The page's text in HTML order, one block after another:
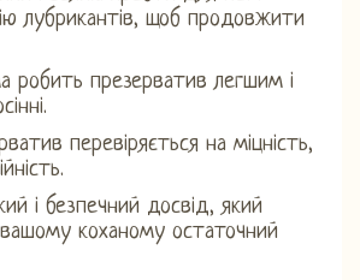
лубрикантів, щоб продовжити
робить презерватив легшим і
перевіряється на міцність,
і безпечний досвід, який
коханому остаточний